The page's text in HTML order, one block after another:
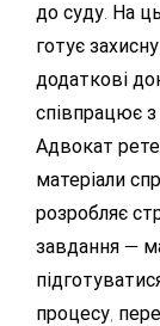
до суду. На
готує
додаткові
співпрацює
Адвокат
матеріали
розробляє
завдання —
процесу,